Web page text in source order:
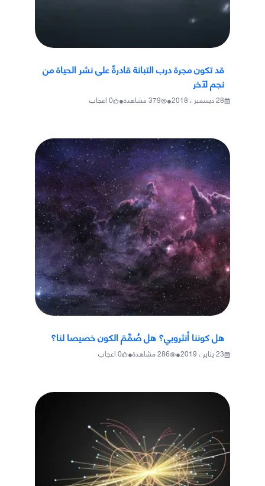
قد تكون مجرة درب التبانة قادرةً على نشر الحياة من
نجم لآخر
28 ديسمبر ، 2018 •
379مشاهدة•
0اعجاب
هل كوننا أنثروبي؟ هل صُمِّمَ الكون خصيصا لنا؟
23 يناير ، 2019 •
286مشاهدة•
0اعجاب